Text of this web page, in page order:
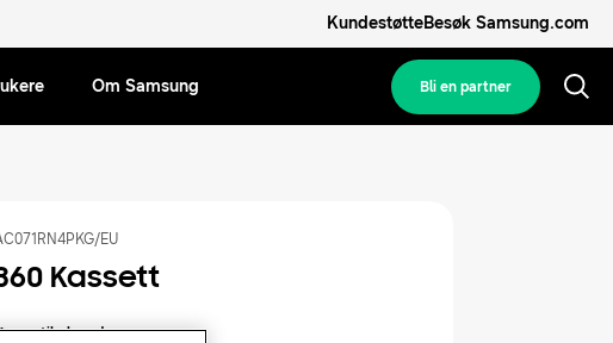
KundestøtteBesøk Samsung.com
Om Samsung Bli en partner
Kassett
EU
med: